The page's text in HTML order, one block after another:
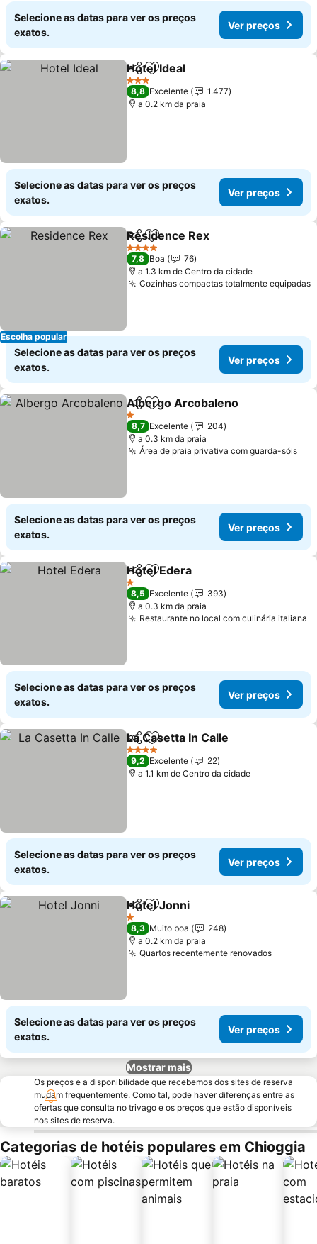
Selecione as datas para ver os preços
exatos.
Ver preços
PartilharAdicionar aos favoritos
Hotel Ideal
3 Estrelas
8,8 Excelente
1.477
a 0.2 km da praia
Selecione as datas para ver os preços
exatos.
Ver preços
Escolha popular
PartilharAdicionar aos favoritos
Residence Rex
4 Estrelas
7,8 Boa
76
a 1.3 km de Centro da cidade
Cozinhas compactas totalmente equipadas
Selecione as datas para ver os preços
exatos.
Ver preços
PartilharAdicionar aos favoritos
Albergo Arcobaleno
1 Estrelas
8,7 Excelente
204
a 0.3 km da praia
Área de praia privativa com guarda-sóis
Selecione as datas para ver os preços
exatos.
Ver preços
PartilharAdicionar aos favoritos
Hotel Edera
1 Estrelas
8,5 Excelente
393
a 0.3 km da praia
Restaurante no local com culinária italiana
Selecione as datas para ver os preços
exatos.
Ver preços
PartilharAdicionar aos favoritos
La Casetta In Calle
4 Estrelas
9,2 Excelente
22
a 1.1 km de Centro da cidade
Selecione as datas para ver os preços
exatos.
Ver preços
PartilharAdicionar aos favoritos
Hotel Jonni
1 Estrelas
8,3 Muito boa
248
a 0.2 km da praia
Quartos recentemente renovados
Selecione as datas para ver os preços
exatos.
Ver preços
Mostrar mais
Os preços e a disponibilidade que recebemos dos sites de reserva
mudam frequentemente. Como tal, pode haver diferenças entre as
ofertas que consulta no trivago e os preços que estão disponíveis
nos sites de reserva.
Categorias de hotéis populares em Chioggia